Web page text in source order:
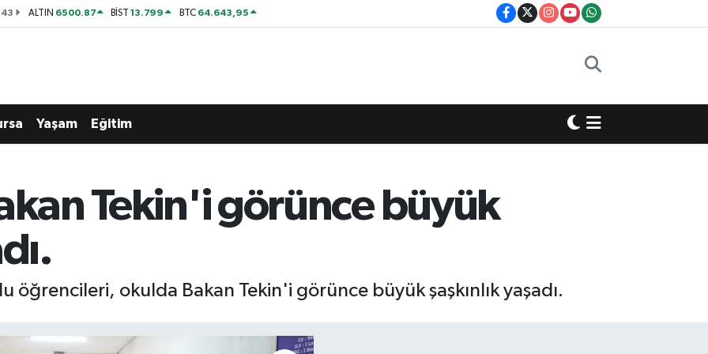
ALTIN 6500.87 BİST13.799 BTC 64.643,95
Yaşam Eğitim
Tekin'i görünce büyük
öğrencileri, okulda Bakan Tekin'i görünce büyük şaşkınlık yaşadı.